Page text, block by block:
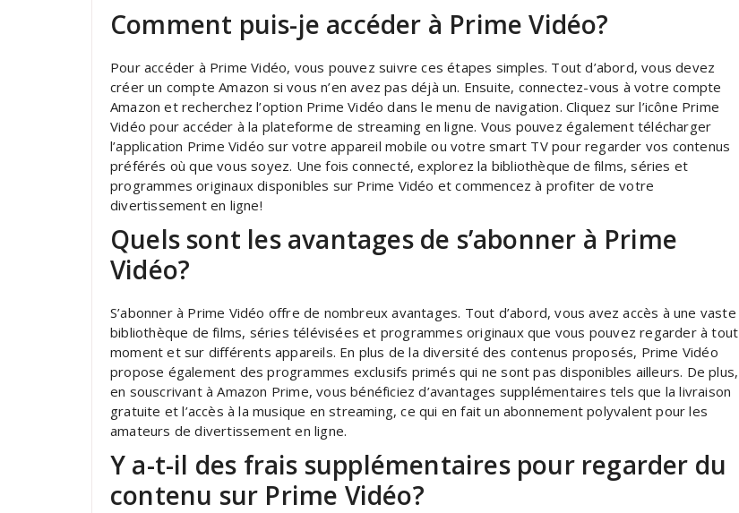
Comment puis-je accéder à Prime Vidéo?
Pour accéder à Prime Vidéo, vous pouvez suivre ces étapes simples. Tout d’abord, vous devez
créer un compte Amazon si vous n’en avez pas déjà un. Ensuite, connectez-vous à votre compte
Amazon et recherchez l’option Prime Vidéo dans le menu de navigation. Cliquez sur l’icône Prime
Vidéo pour accéder à la plateforme de streaming en ligne. Vous pouvez également télécharger
l’application Prime Vidéo sur votre appareil mobile ou votre smart TV pour regarder vos contenus
préférés où que vous soyez. Une fois connecté, explorez la bibliothèque de films, séries et
programmes originaux disponibles sur Prime Vidéo et commencez à profiter de votre
divertissement en ligne!
Quels sont les avantages de s’abonner à Prime
Vidéo?
S’abonner à Prime Vidéo offre de nombreux avantages. Tout d’abord, vous avez accès à une vaste
bibliothèque de films, séries télévisées et programmes originaux que vous pouvez regarder à tout
moment et sur différents appareils. En plus de la diversité des contenus proposés, Prime Vidéo
propose également des programmes exclusifs primés qui ne sont pas disponibles ailleurs. De plus,
en souscrivant à Amazon Prime, vous bénéficiez d’avantages supplémentaires tels que la livraison
gratuite et l’accès à la musique en streaming, ce qui en fait un abonnement polyvalent pour les
amateurs de divertissement en ligne.
Y a-t-il des frais supplémentaires pour regarder du
contenu sur Prime Vidéo?